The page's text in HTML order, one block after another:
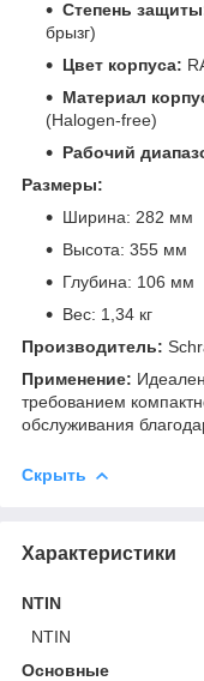
Степень
брызг)
Цвет корпуса:
Материал
(Halogen-free)
Рабочий
Размеры:
Ширина: 282 мм
Высота: 355 мм
Глубина: 106 мм
Вес: 1,34 кг
Производитель:
Применение:
требованием
обслуживания
Скрыть
Характеристики
NTIN
NTIN
Основные